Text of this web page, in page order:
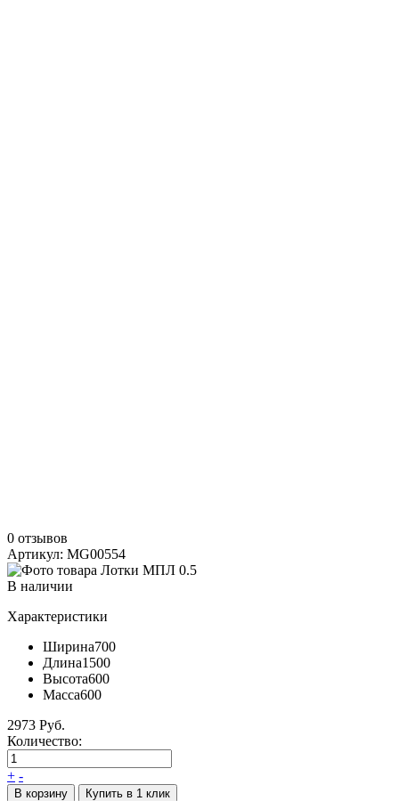
0 отзывов
Артикул: MG00554
В наличии
Характеристики
Ширина700
Длина1500
Высота600
Масса600
2973 Руб.
Количество:
+ -
В корзину Купить в 1 клик